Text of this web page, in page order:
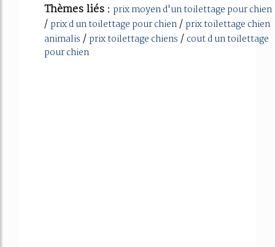
Thèmes liés : prix moyen d'un toilettage pour chien
/ prix d un toilettage pour chien/ prix toilettage chien
animalis / prix toilettage chiens / cout d un toilettage
pour chien